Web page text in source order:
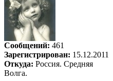
Сообщений: 461
Зарегистрирован: 15.12.2011
Откуда: Россия. Средняя
Волга.